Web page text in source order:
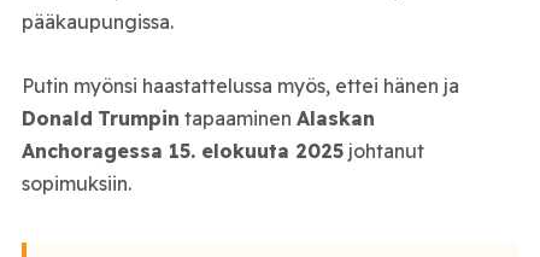
pääkaupungissa.
Putin myönsi haastattelussa myös, ettei hänen ja
Donald Trumpin tapaaminen Alaskan
Anchoragessa 15. elokuuta 2025johtanut
sopimuksiin.